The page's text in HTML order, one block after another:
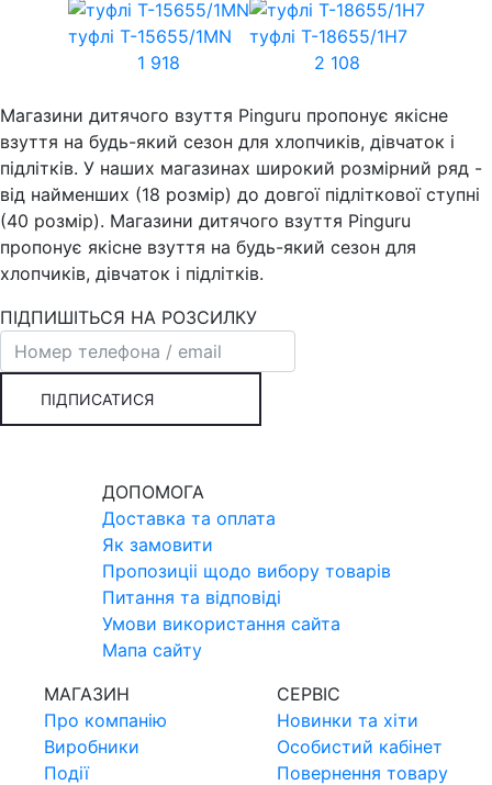
туфлі T-15655/1MN
1 918
туфлі T-18655/1H7
2 108
Магазини дитячого взуття Pinguru пропонує якісне
взуття на будь-який сезон для хлопчиків, дівчаток і
підлітків. У наших магазинах широкий розмірний ряд -
від найменших (18 розмір) до довгої підліткової ступні
(40 розмір). Магазини дитячого взуття Pinguru
пропонує якісне взуття на будь-який сезон для
хлопчиків, дівчаток і підлітків.
ПІДПИШІТЬСЯ НА РОЗСИЛКУ
ПІДПИСАТИСЯ
ДОПОМОГА
Доставка та оплата
Як замовити
Пропозицii щодо вибору товарiв
Питання та вiдповiдi
Умови використання сайта
Мапа сайту
МАГАЗИН
Про компанiю
Виробники
Події
СЕРВIС
Новинки та хiти
Особистий кабінет
Повернення товару